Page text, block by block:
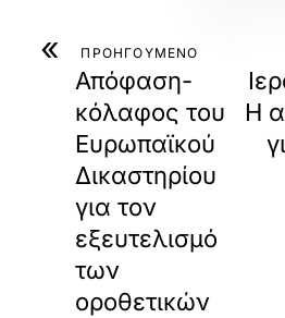
« ΠΡΟΗΓΟΥΜΕΝΟ
Απόφαση-
κόλαφος του
Ευρωπαϊκού
Δικαστηρίου
για τον
εξευτελισμό
των
οροθετικών
Η